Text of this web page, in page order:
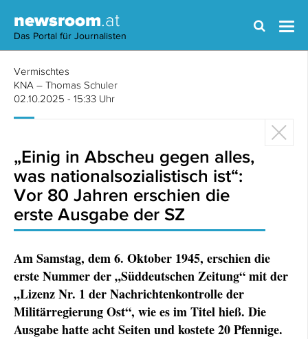
newsroom.at
Das Portal für Journalisten
Vermischtes
KNA – Thomas Schuler
02.10.2025 - 15:33 Uhr
„Einig in Abscheu gegen alles,
was nationalsozialistisch ist“:
Vor 80 Jahren erschien die
erste Ausgabe der SZ
Am Samstag, dem 6. Oktober 1945, erschien die
erste Nummer der „Süddeutschen Zeitung“ mit der
„Lizenz Nr. 1 der Nachrichtenkontrolle der
Militärregierung Ost“, wie es im Titel hieß. Die
Ausgabe hatte acht Seiten und kostete 20 Pfennige.